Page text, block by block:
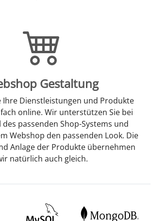
Gestaltung
Ihre Dienstleistungen und Produkte
online. Wir unterstützen Sie bei
des passenden Shop-Systems und
Webshop den passenden Look. Die
Anlage der Produkte übernehmen
natürlich auch gleich.